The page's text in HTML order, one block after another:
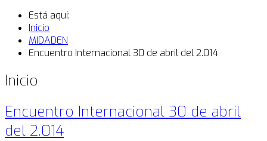
Está aquí:
Inicio
MIDADEN
Encuentro Internacional 30 de abril del 2.014
Inicio
Encuentro Internacional 30 de abril
del 2.014